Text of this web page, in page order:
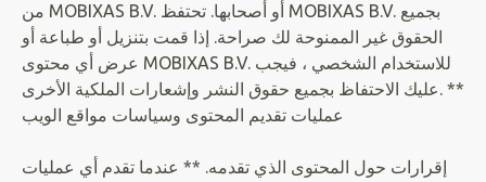
من MOBIXAS B.V. أو أصحابها. تحتفظ MOBIXAS B.V. بجميع
الحقوق غير الممنوحة لك صراحة. إذا قمت بتنزيل أو طباعة أو
عرض أي محتوى MOBIXAS B.V. للاستخدام الشخصي ، فيجب
عليك الاحتفاظ بجميع حقوق النشر وإشعارات الملكية الأخرى. **
عمليات تقديم المحتوى وسياسات مواقع الويب
إقرارات حول المحتوى الذي تقدمه. ** عندما تقدم أي عمليات